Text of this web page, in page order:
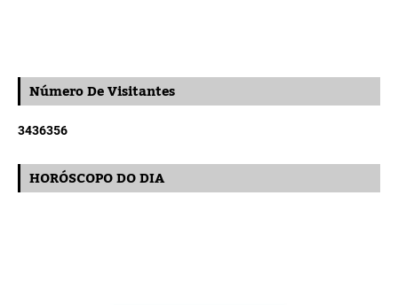
Número De Visitantes
3436356
HORÓSCOPO DO DIA